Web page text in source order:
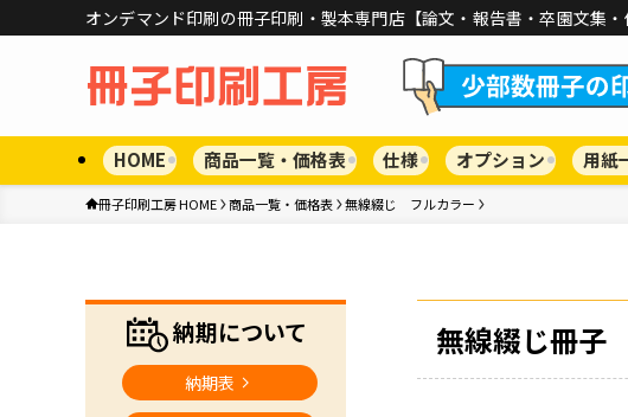
オンデマンド印刷の冊子印刷・製本専門店【論文・報告書・卒園文集
HOME 商品一覧・価格表 仕様 オプション 用紙
冊子印刷工房 HOME 商品一覧・価格表 無線綴じ フルカラー
無線綴じ冊
納期について
納期表